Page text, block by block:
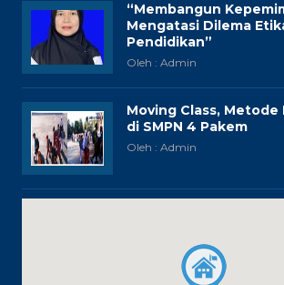
“Membangun
Mengatasi Dilema
Pendidikan”
Oleh : Admin
Moving Class,
di SMPN 4 Pakem
Oleh : Admin